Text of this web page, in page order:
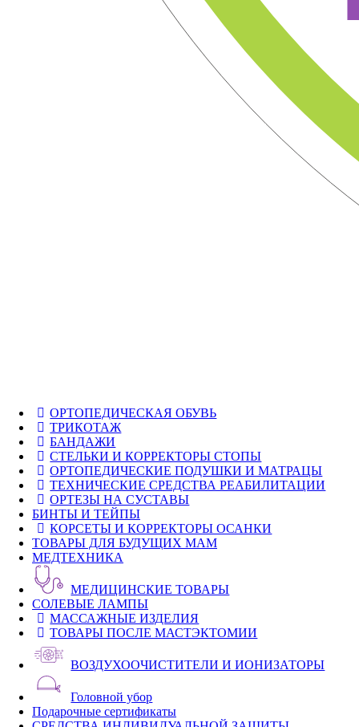
ОРТОПЕДИЧЕСКАЯ ОБУВЬ
ТРИКОТАЖ
БАНДАЖИ
СТЕЛЬКИ И КОРРЕКТОРЫ СТОПЫ
ОРТОПЕДИЧЕСКИЕ ПОДУШКИ И МАТРАЦЫ
ТЕХНИЧЕСКИЕ СРЕДСТВА РЕАБИЛИТАЦИИ
ОРТЕЗЫ НА СУСТАВЫ
БИНТЫ И ТЕЙПЫ
КОРСЕТЫ И КОРРЕКТОРЫ ОСАНКИ
ТОВАРЫ ДЛЯ БУДУЩИХ МАМ
МЕДТЕХНИКА
МЕДИЦИНСКИЕ ТОВАРЫ
СОЛЕВЫЕ ЛАМПЫ
МАССАЖНЫЕ ИЗДЕЛИЯ
ТОВАРЫ ПОСЛЕ МАСТЭКТОМИИ
ВОЗДУХООЧИСТИТЕЛИ И ИОНИЗАТОРЫ
Головной убор
Подарочные сертификаты